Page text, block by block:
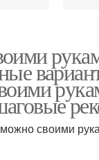
ткани
своими